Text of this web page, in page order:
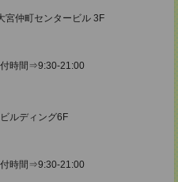
宮仲町センタービル 3F
時間⇒9:30-21:00
ルディング6F
時間⇒9:30-21:00